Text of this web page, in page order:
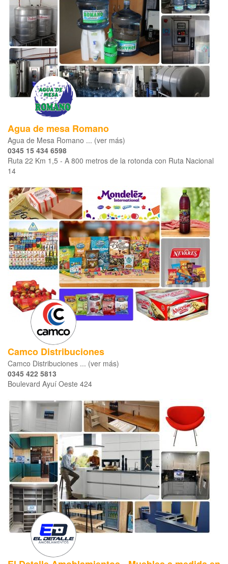
Agua de mesa Romano
Agua de Mesa Romano ... (ver más)
0345 15 434 6598
Ruta 22 Km 1,5 - A 800 metros de la rotonda con Ruta Nacional
14
Camco Distribuciones
Camco Distribuciones ... (ver más)
0345 422 5813
Boulevard Ayuí Oeste 424